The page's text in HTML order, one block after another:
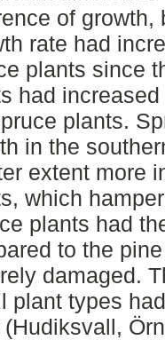
of growth,
rate had
plants since
had
plants.
in the
extent more
which
plants had
to the
damaged.
plant types
(Hudiksvall,